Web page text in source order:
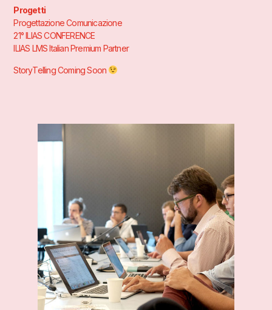
Progetti
Progettazione Comunicazione
21° ILIAS CONFERENCE
ILIAS LMS Italian Premium Partner
StoryTelling Coming Soon